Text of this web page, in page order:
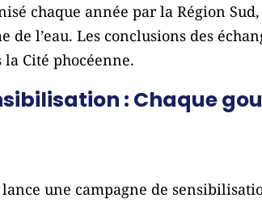
chaque année par la Région
de l’eau. Les conclusions des
la Cité phocéenne.
: Chaque
une campagne de